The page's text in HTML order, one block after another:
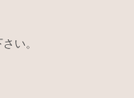
い。